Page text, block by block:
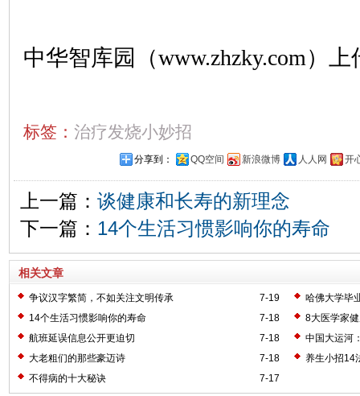
中华智库园（www.zhzky.com）上
标签： 治疗发烧小妙招
分享到： QQ空间 新浪微博 人人网 开
上一篇： 谈健康和长寿的新理念
下一篇： 14个生活习惯影响你的寿命
相关文章
7-19
争议汉字繁简，不如关注文明传承
哈佛大学毕
7-18
14个生活习惯影响你的寿命
8大医学家
7-18
航班延误信息公开更迫切
中国大运河
7-18
大老粗们的那些豪迈诗
养生小招14
7-17
不得病的十大秘诀